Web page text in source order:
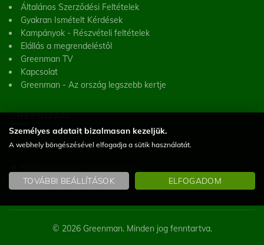
Általános Szerződési Feltételek
Gyakran Ismételt Kérdések
Kampányok - Részvételi feltételek
Elállás a megrendeléstől
Greenman TV
Kapcsolat
Greenman - Az ország legszebb kertje
GREENMAN
Greenman Kft.
(Figyelem! Telephelyünk nem üzlet, a helyszínen vásárlásra nincs lehetőség)
© 2026 Greenman. Minden jog fenntartva.
Személyes adatait bizalmasan kezeljük.
A webhely böngészésével elfogadja a sütik használatát.
TOVÁBBI BEÁLLÍTÁSOK ELFOGADOM